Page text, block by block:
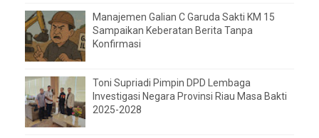
Manajemen Galian C Garuda Sakti KM 15
Sampaikan Keberatan Berita Tanpa
Konfirmasi
Toni Supriadi Pimpin DPD Lembaga
Investigasi Negara Provinsi Riau Masa Bakti
2025-2028